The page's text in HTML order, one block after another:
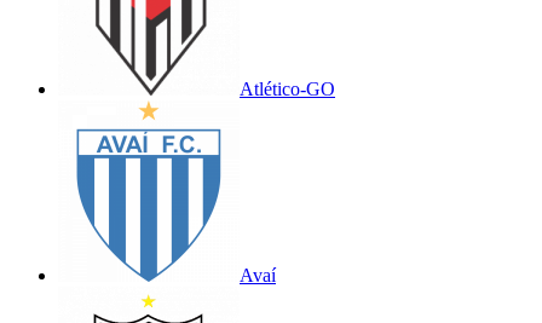
Atlético-GO
Avaí